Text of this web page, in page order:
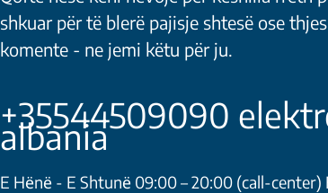
shkuar për të blerë pajisje shtesë ose
komente - ne jemi këtu për ju.
+35544509090
albania
E Hёnё - E Shtunё 09:00 – 20:00 (call-center)